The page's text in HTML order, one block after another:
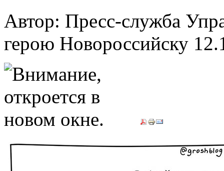
Автор: Пресс-служба
герою Новороссийску